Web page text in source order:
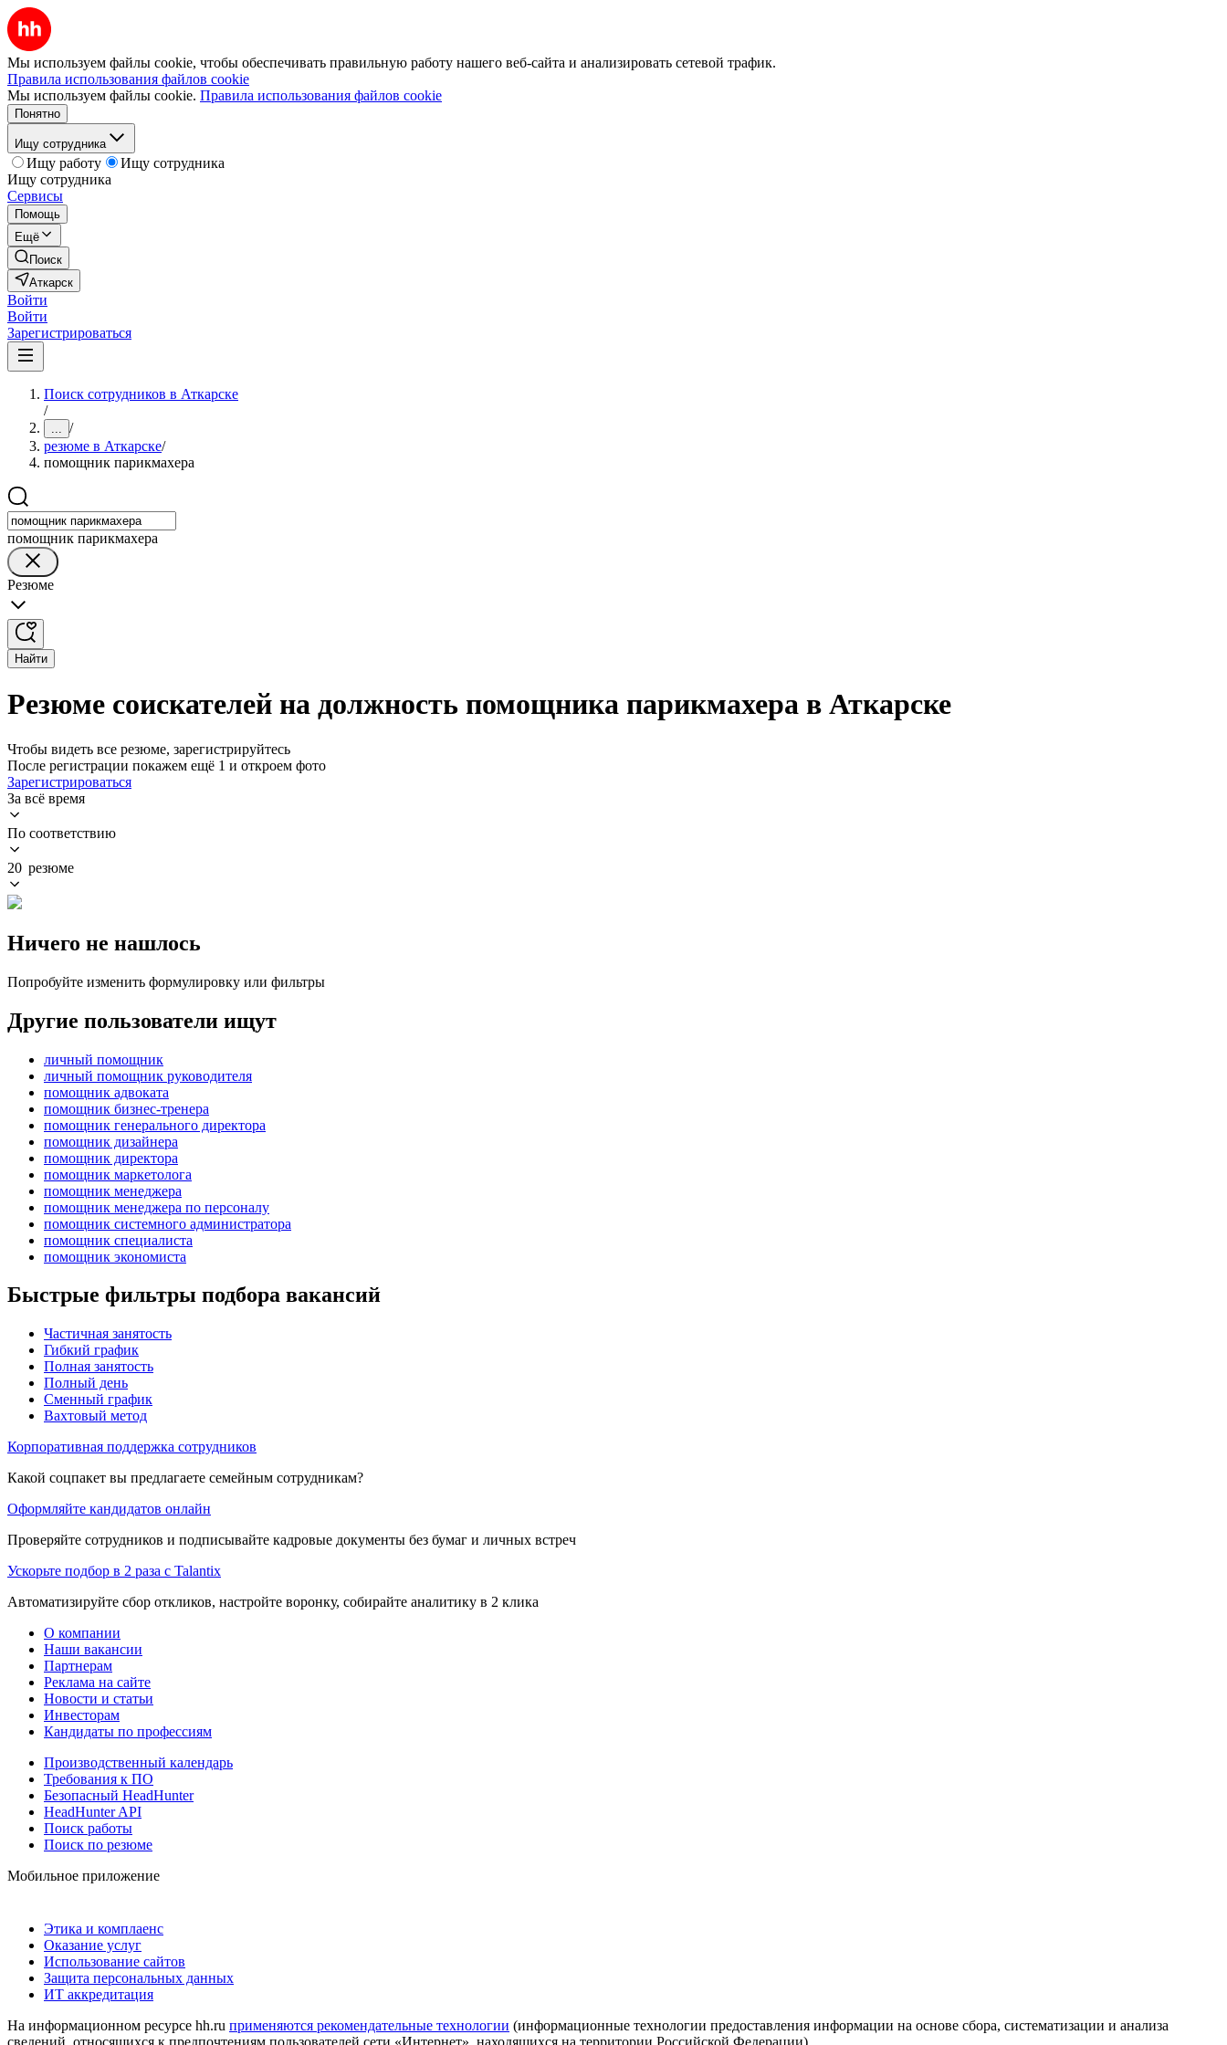
Мы используем файлы cookie, чтобы обеспечивать правильную работу нашего веб-сайта и анализировать сетевой трафик.
Правила использования файлов cookie
Мы используем файлы cookie. Правила использования файлов cookie
Понятно
Ищу сотрудника
Ищу работу
Ищу сотрудника
Ищу сотрудника
Сервисы
Помощь
Ещё
Поиск
Аткарск
Войти
Войти
Зарегистрироваться
Поиск сотрудников в Аткарске
/
... /
резюме в Аткарске/
помощник парикмахера
помощник парикмахера
Резюме
Найти
Резюме соискателей на должность помощника парикмахера в Аткарске
Чтобы видеть все резюме, зарегистрируйтесь
После регистрации покажем ещё 1 и откроем фото
Зарегистрироваться
За всё время
По соответствию
20 резюме
Ничего не нашлось
Попробуйте изменить формулировку или фильтры
Другие пользователи ищут
личный помощник
личный помощник руководителя
помощник адвоката
помощник бизнес-тренера
помощник генерального директора
помощник дизайнера
помощник директора
помощник маркетолога
помощник менеджера
помощник менеджера по персоналу
помощник системного администратора
помощник специалиста
помощник экономиста
Быстрые фильтры подбора вакансий
Частичная занятость
Гибкий график
Полная занятость
Полный день
Сменный график
Вахтовый метод
Корпоративная поддержка сотрудников
Какой соцпакет вы предлагаете семейным сотрудникам?
Оформляйте кандидатов онлайн
Проверяйте сотрудников и подписывайте кадровые документы без бумаг и личных встреч
Ускорьте подбор в 2 раза с Talantix
Автоматизируйте сбор откликов, настройте воронку, собирайте аналитику в 2 клика
О компании
Наши вакансии
Партнерам
Реклама на сайте
Новости и статьи
Инвесторам
Кандидаты по профессиям
Производственный календарь
Требования к ПО
Безопасный HeadHunter
HeadHunter API
Поиск работы
Поиск по резюме
Мобильное приложение
Этика и комплаенс
Оказание услуг
Использование сайтов
Защита персональных данных
ИТ аккредитация
На информационном ресурсе hh.ru применяются рекомендательные технологии (информационные технологии предоставления информации на основе сбора, систематизации и анализа